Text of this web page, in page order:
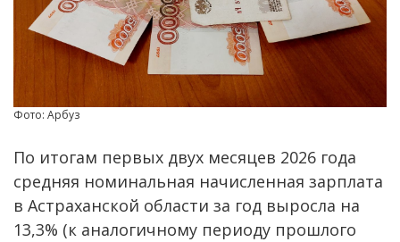
Фото: Арбуз
По итогам первых двух месяцев 2026 года
средняя номинальная начисленная зарплата
в Астраханской области за год выросла на
13,3% (к аналогичному периоду прошлого